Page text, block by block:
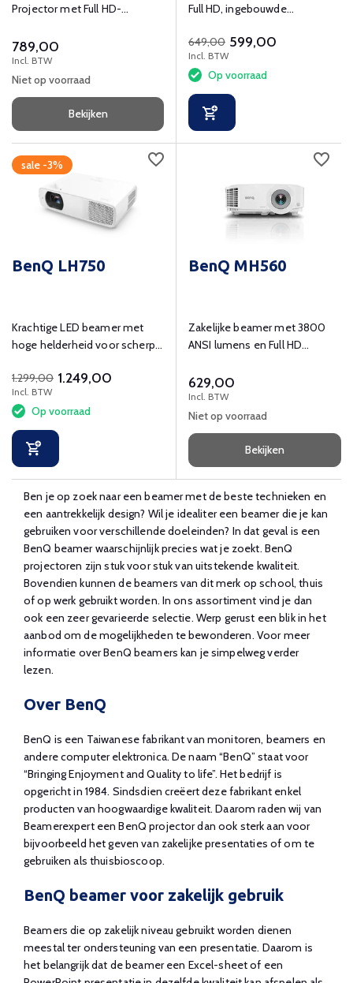
Projector met Full HD-
input-lag.
789,00
Incl. BTW
Niet op voorraad
Bekijken
Full HD, ingebouwde
opstelling.
649,00 599,00
Incl. BTW
Op voorraad
sale -3%
BenQ LH750
Krachtige LED beamer met
hoge helderheid voor scherpe
1.299,00 1.249,00
Incl. BTW
Op voorraad
BenQ MH560
Zakelijke beamer met 3800
ANSI lumens en Full HD
629,00
Incl. BTW
Niet op voorraad
Bekijken
Ben je op zoek naar een beamer met de beste technieken en
een aantrekkelijk design? Wil je idealiter een beamer die je kan
gebruiken voor verschillende doeleinden? In dat geval is een
BenQ beamer waarschijnlijk precies wat je zoekt. BenQ
projectoren zijn stuk voor stuk van uitstekende kwaliteit.
Bovendien kunnen de beamers van dit merk op school, thuis
of op werk gebruikt worden. In ons assortiment vind je dan
ook een zeer gevarieerde selectie. Werp gerust een blik in het
aanbod om de mogelijkheden te bewonderen. Voor meer
informatie over BenQ beamers kan je simpelweg verder
lezen.
Over BenQ
BenQ is een Taiwanese fabrikant van monitoren, beamers en
andere computer elektronica. De naam “BenQ” staat voor
“Bringing Enjoyment and Quality to life”. Het bedrijf is
opgericht in 1984. Sindsdien creëert deze fabrikant enkel
producten van hoogwaardige kwaliteit. Daarom raden wij van
Beamerexpert een BenQ projector dan ook sterk aan voor
bijvoorbeeld het geven van zakelijke presentaties of om te
gebruiken als thuisbioscoop.
BenQ beamer voor zakelijk gebruik
Beamers die op zakelijk niveau gebruikt worden dienen
meestal ter ondersteuning van een presentatie. Daarom is
het belangrijk dat de beamer een Excel-sheet of een